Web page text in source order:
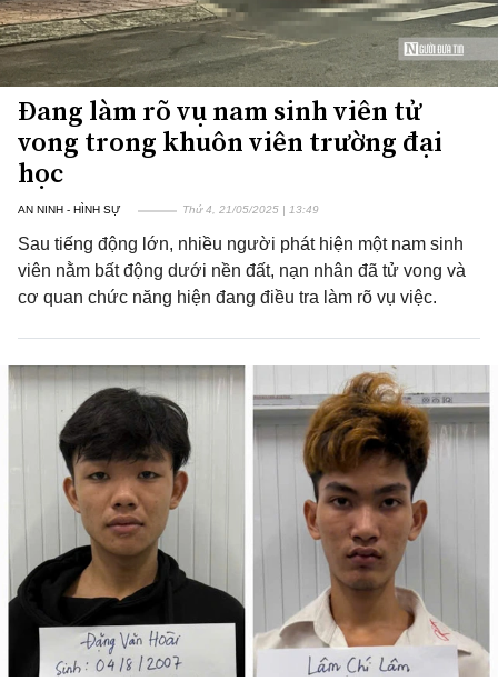
Đang làm rõ vụ nam sinh viên tử
vong trong khuôn viên trường đại
học
AN NINH - HÌNH SỰ Thứ 4, 21/05/2025 | 13:49
Sau tiếng động lớn, nhiều người phát hiện một nam sinh
viên nằm bất động dưới nền đất, nạn nhân đã tử vong và
cơ quan chức năng hiện đang điều tra làm rõ vụ việc.